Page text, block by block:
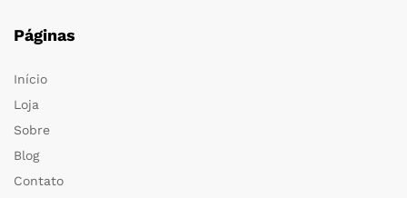
Páginas
Início
Loja
Sobre
Blog
Contato